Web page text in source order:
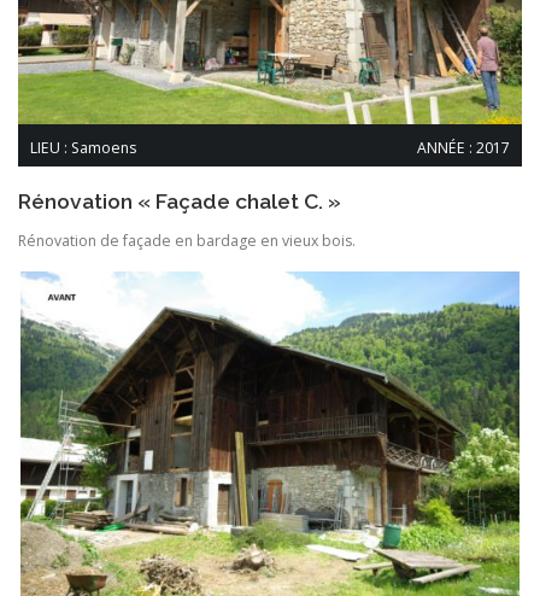
LIEU : Samoens ANNÉE : 2017
Rénovation « Façade chalet C. »
Rénovation de façade en bardage en vieux bois.